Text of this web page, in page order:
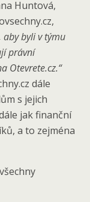
Huntová,
aby byli v týmu
právní
Otevrete.cz.“
dále
s jejich
jak finanční
a to zejména